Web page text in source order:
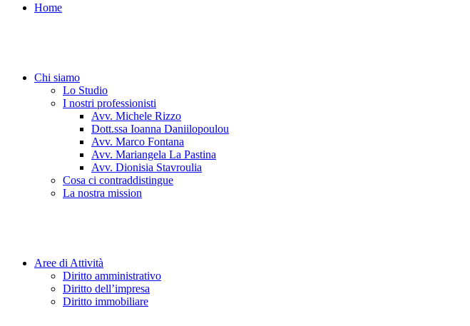
Home
Chi siamo
Lo Studio
I nostri professionisti
Avv. Michele Rizzo
Dott.ssa Ioanna Daniilopoulou
Avv. Marco Fontana
Avv. Mariangela La Pastina
Avv. Dionisia Stavroulia
Cosa ci contraddistingue
La nostra mission
Aree di Attività
Diritto amministrativo
Diritto dell’impresa
Diritto immobiliare